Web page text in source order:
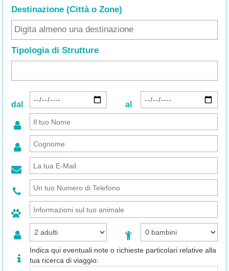
Destinazione (Città o Zone)
Tipologia di Strutture
dal al
Indica qui eventuali note o richieste particolari relative alla
tua ricerca di viaggio: